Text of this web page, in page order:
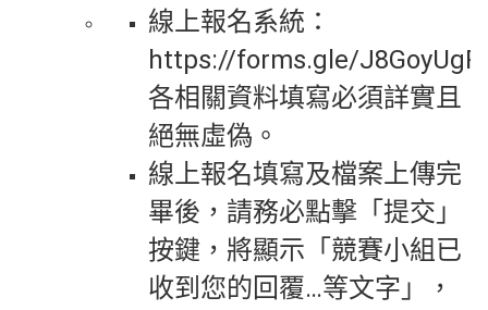
線上報名系統：
https://forms.gle/
各相關資料填寫必須詳實且
絕無虛偽。
線上報名填寫及檔案上傳完
畢後，請務必點擊「提交」
按鍵，將顯示「競賽小組已
收到您的回覆…等文字」，